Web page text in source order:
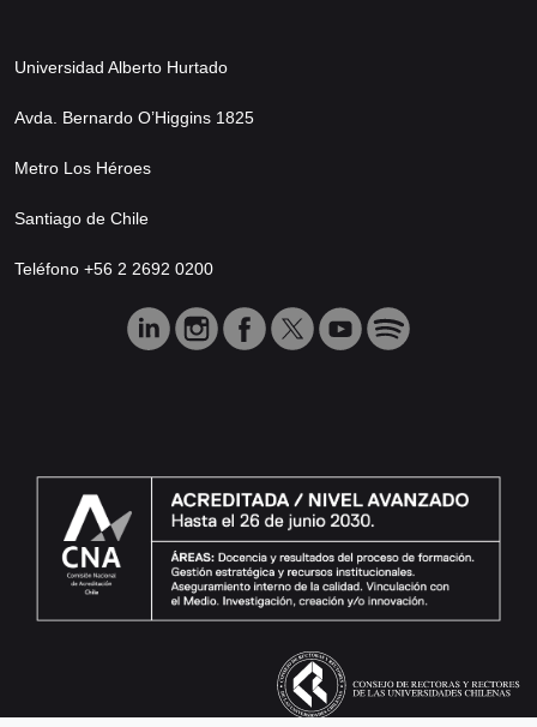
Universidad Alberto Hurtado
Avda. Bernardo O’Higgins 1825
Metro Los Héroes
Santiago de Chile
Teléfono +56 2 2692 0200